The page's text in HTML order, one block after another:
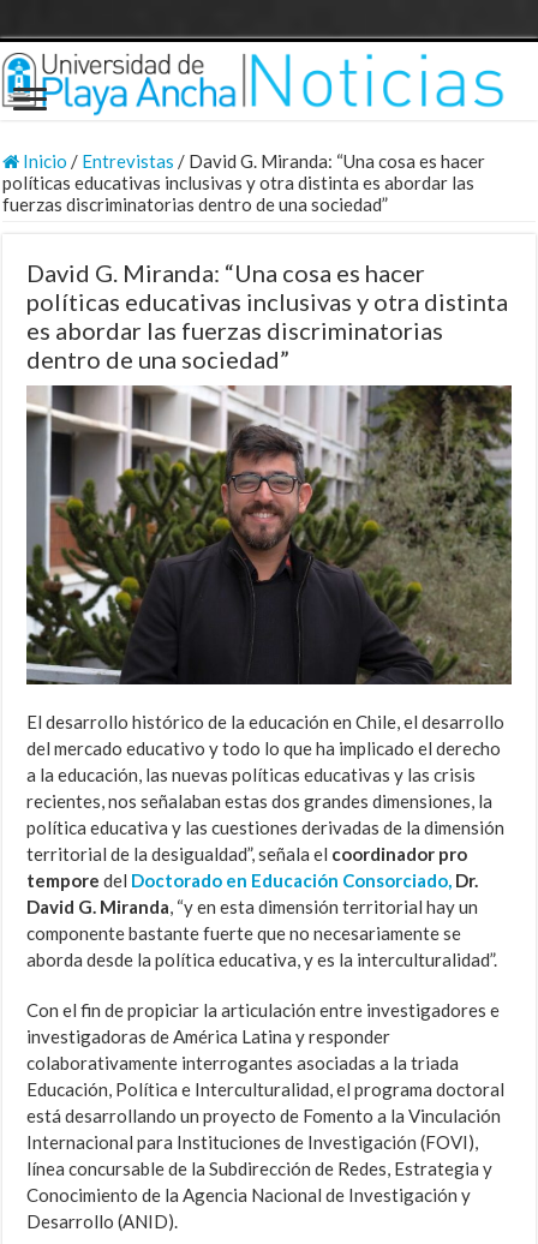
Inicio / Entrevistas / David G. Miranda: “Una cosa es hacer
políticas educativas inclusivas y otra distinta es abordar las
fuerzas discriminatorias dentro de una sociedad”
David G. Miranda: “Una cosa es hacer
políticas educativas inclusivas y otra distinta
es abordar las fuerzas discriminatorias
dentro de una sociedad”
El desarrollo histórico de la educación en Chile, el desarrollo
del mercado educativo y todo lo que ha implicado el derecho
a la educación, las nuevas políticas educativas y las crisis
recientes, nos señalaban estas dos grandes dimensiones, la
política educativa y las cuestiones derivadas de la dimensión
territorial de la desigualdad”, señala el coordinador pro
tempore del Doctorado en Educación Consorciado, Dr.
David G. Miranda, “y en esta dimensión territorial hay un
componente bastante fuerte que no necesariamente se
aborda desde la política educativa, y es la interculturalidad”.
Con el fin de propiciar la articulación entre investigadores e
investigadoras de América Latina y responder
colaborativamente interrogantes asociadas a la triada
Educación, Política e Interculturalidad, el programa doctoral
está desarrollando un proyecto de Fomento a la Vinculación
Internacional para Instituciones de Investigación (FOVI),
línea concursable de la Subdirección de Redes, Estrategia y
Conocimiento de la Agencia Nacional de Investigación y
Desarrollo (ANID).